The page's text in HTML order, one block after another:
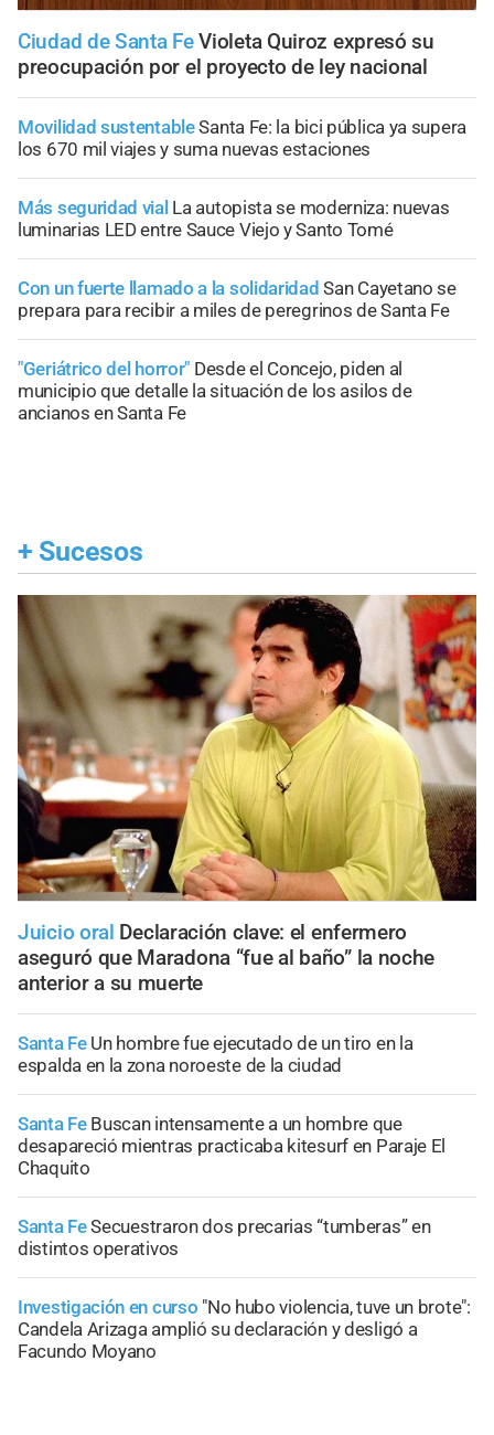
Ciudad de Santa Fe Violeta Quiroz expresó su
preocupación por el proyecto de ley nacional
Movilidad sustentableSanta Fe: la bici pública ya supera
los 670 mil viajes y suma nuevas estaciones
Más seguridad vial La autopista se moderniza: nuevas
luminarias LED entre Sauce Viejo y Santo Tomé
Con un fuerte llamado a la solidaridad San Cayetano se
prepara para recibir a miles de peregrinos de Santa Fe
"Geriátrico del horror" Desde el Concejo, piden al
municipio que detalle la situación de los asilos de
ancianos en Santa Fe
+ Sucesos
Juicio oral Declaración clave: el enfermero
aseguró que Maradona “fue al baño” la noche
anterior a su muerte
Santa Fe Un hombre fue ejecutado de un tiro en la
espalda en la zona noroeste de la ciudad
Santa Fe Buscan intensamente a un hombre que
desapareció mientras practicaba kitesurf en Paraje El
Chaquito
Santa FeSecuestraron dos precarias “tumberas” en
distintos operativos
Investigación en curso "No hubo violencia, tuve un brote":
Candela Arizaga amplió su declaración y desligó a
Facundo Moyano